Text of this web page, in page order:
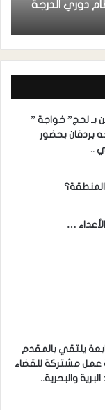
دوري الدرجة
بـ لحج” خواجة ”
بردفان بحضور
..
…
يلتقي بالمقدم
مشتركة للقضاء
والبحرية..